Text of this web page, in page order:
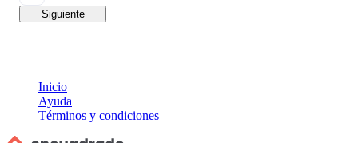
Siguiente
Inicio
Ayuda
Términos y condiciones